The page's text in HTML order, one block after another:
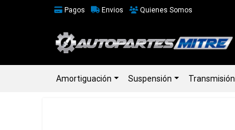
Pagos Envios Quienes Somos
Amortiguación Suspensión Transmisión